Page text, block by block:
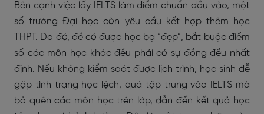
Bên cạnh việc lấy IELTS làm điểm chuẩn đầu vào, một
số trường Đại học còn yêu cầu kết hợp thêm học
THPT. Do đó, để có được học bạ “đẹp”, bắt buộc điểm
số các môn học khác đều phải có sự đồng đều nhất
định. Nếu không kiểm soát được lịch trình, học sinh dễ
gặp tình trạng học lệch, quá tập trung vào IELTS mà
bỏ quên các môn học trên lớp, dẫn đến kết quả học